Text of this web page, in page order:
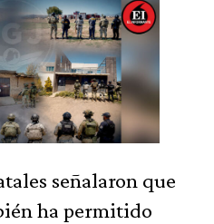
señalaron que
ha permitido